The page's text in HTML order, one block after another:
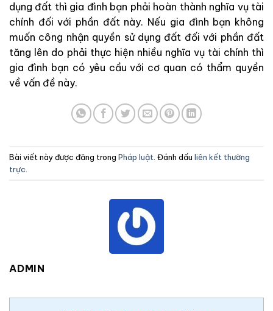
dụng đất thì gia đình bạn phải hoàn thành nghĩa vụ tài
chính đối với phần đất này. Nếu gia đình bạn không
muốn công nhận quyền sử dụng đất đối với phần đất
tăng lên do phải thực hiện nhiều nghĩa vụ tài chính thì
gia đình bạn có yêu cầu với cơ quan có thẩm quyền
về vấn đề này.
Bài viết này được đăng trong Pháp luật . Đánh dấu liên kết thường
trực
ADMIN